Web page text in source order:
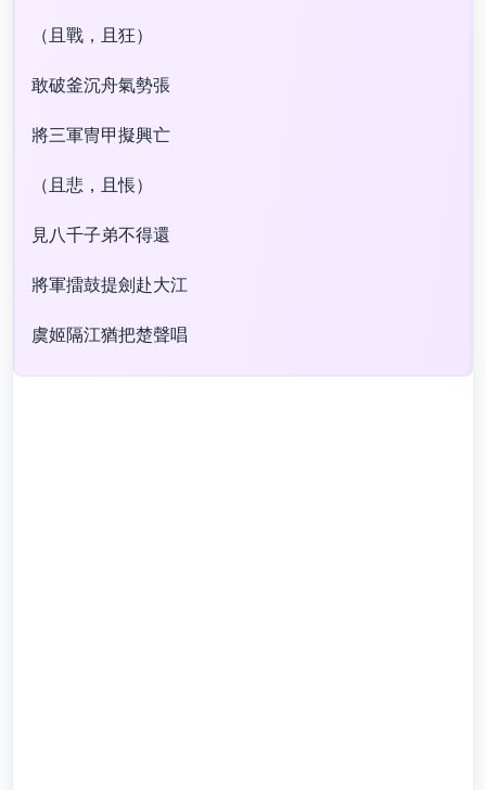
（且戰，且狂）
敢破釜沉舟氣勢張
將三軍冑甲擬興亡
（且悲，且悵）
見八千子弟不得還
將軍擂鼓提劍赴大江
虞姬隔江猶把楚聲唱